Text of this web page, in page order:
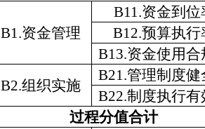
B1.资金管理
B11.资金到位
B12.预算执行
B13.资金使用合
B2.组织实施
B21.管理制度健
B22.制度执行有
过程分值合计